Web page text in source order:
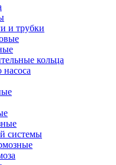
и трубки
кольца
системы